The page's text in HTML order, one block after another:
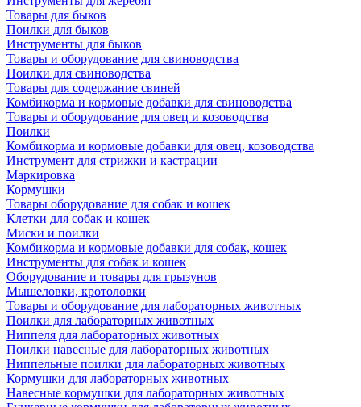
Товары для быков
Поилки для быков
Инструменты для быков
Товары и оборудование для свиноводства
Поилки для свиноводства
Товары для содержание свиней
Комбикорма и кормовые добавки для свиноводства
Товары и оборудование для овец и козоводства
Поилки
Комбикорма и кормовые добавки для овец, козоводства
Инструмент для стрижки и кастрации
Маркировка
Кормушки
Товары оборудование для собак и кошек
Клетки для собак и кошек
Миски и поилки
Комбикорма и кормовые добавки для собак, кошек
Инструменты для собак и кошек
Оборудование и товары для грызунов
Мышеловки, кротоловки
Товары и оборудование для лабораторных животных
Поилки для лабораторных животных
Ниппеля для лабораторных животных
Поилки навесные для лабораторных животных
Ниппельные поилки для лабораторных животных
Кормушки для лабораторных животных
Навесные кормушки для лабораторных животных